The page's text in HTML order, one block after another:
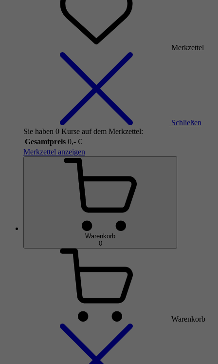
Merkzettel
Schließen
Sie haben 0 Kurse auf dem Merkzettel:
Gesamtpreis 0,- €
Merkzettel anzeigen
Warenkorb
0
Warenkorb